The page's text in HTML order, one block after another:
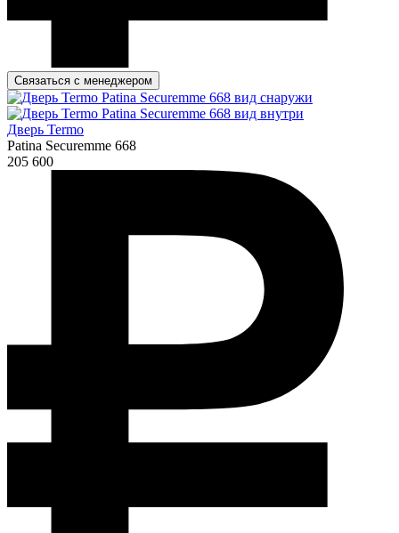
Связаться с менеджером
Дверь Termo
Patina Securemme 668
205 600